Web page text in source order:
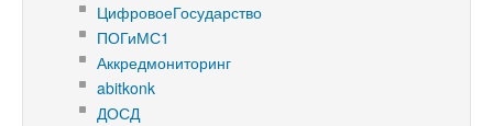
ЦифровоеГосударство
ПОГиМС1
Аккредмониторинг
abitkonk
ДОСД